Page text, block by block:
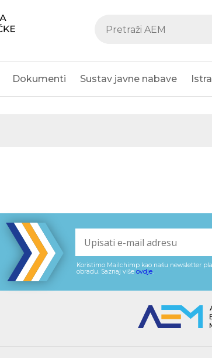
Dokumenti Sustav javne nabave
Koristimo Mailchimp kao našu newsletter
obradu. Saznaj više ovdje.